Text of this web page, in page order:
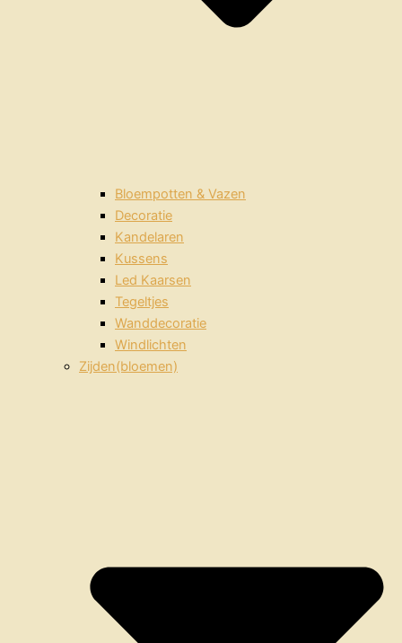
Bloempotten & Vazen
Decoratie
Kandelaren
Kussens
Led Kaarsen
Tegeltjes
Wanddecoratie
Windlichten
Zijden(bloemen)